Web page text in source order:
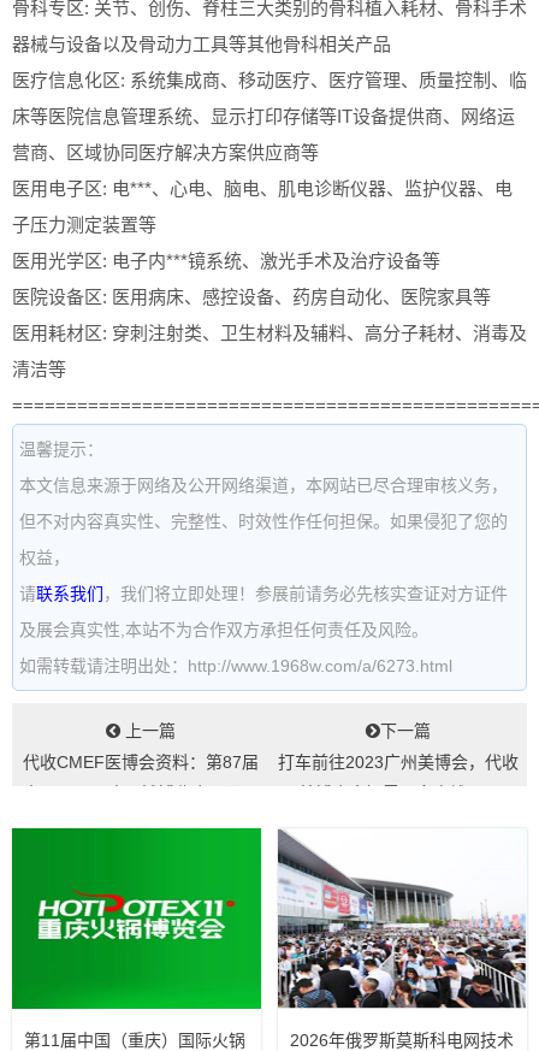
骨科专区: 关节、创伤、脊柱三大类别的骨科植入耗材、骨科手术
器械与设备以及骨动力工具等其他骨科相关产品
医疗信息化区: 系统集成商、移动医疗、医疗管理、质量控制、临
床等医院信息管理系统、显示打印存储等IT设备提供商、网络运
营商、区域协同医疗解决方案供应商等
医用电子区: 电***、心电、脑电、肌电诊断仪器、监护仪器、电
子压力测定装置等
医用光学区: 电子内***镜系统、激光手术及治疗设备等
医院设备区: 医用病床、感控设备、药房自动化、医院家具等
医用耗材区: 穿刺注射类、卫生材料及辅料、高分子耗材、消毒及
清洁等
温馨提示：
本文信息来源于网络及公开网络渠道，本网站已尽合理审核义务，
但不对内容真实性、完整性、时效性作任何担保。如果侵犯了您的
权益，
请联系我们 ，我们将立即处理！参展前请务必先核实查证对方证件
及展会真实性,本站不为合作双方承担任何责任及风险。
如需转载请注明出处：http://www.1968w.com/a/6273.html
上一篇
代收CMEF医博会资料：第87届
品设置分...
下一篇
打车前往2023广州美博会，代收
第11届中国（重庆）国际火锅
2026年俄罗斯莫斯科电网技术